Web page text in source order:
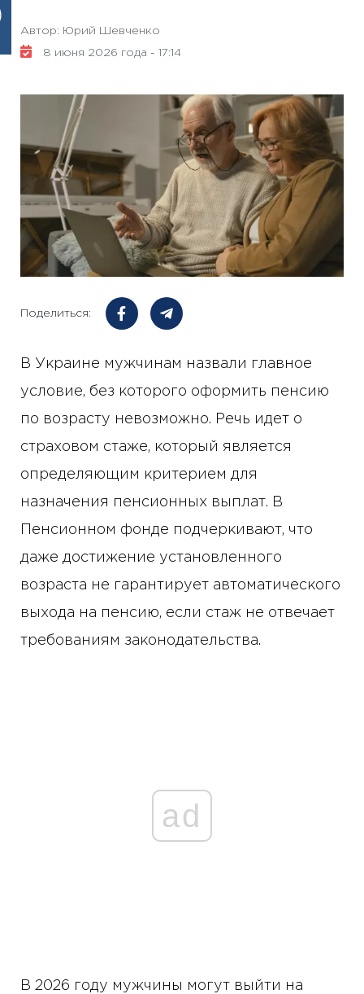
Автор: Юрий Шевченко
8 июня 2026 года - 17:14
Поделиться:
В Украине мужчинам назвали главное
условие, без которого оформить пенсию
по возрасту невозможно. Речь идет о
страховом стаже, который является
определяющим критерием для
назначения пенсионных выплат. В
Пенсионном фонде подчеркивают, что
даже достижение установленного
возраста не гарантирует автоматического
выхода на пенсию, если стаж не отвечает
требованиям законодательства.
ad
В 2026 году мужчины могут выйти на